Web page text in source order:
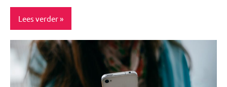
Lees verder
Blog
Social
Media